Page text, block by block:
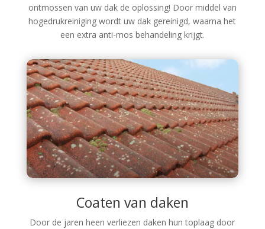
ontmossen van uw dak de oplossing! Door middel van
hogedrukreiniging wordt uw dak gereinigd, waarna het
een extra anti-mos behandeling krijgt.
Coaten van daken
Door de jaren heen verliezen daken hun toplaag door